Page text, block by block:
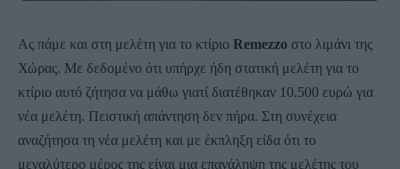
Ας πάμε και στη μελέτη για το κτίριο Remezzo στο λιμάνι της
Χώρας. Με δεδομένο ότι υπήρχε ήδη στατική μελέτη για το
κτίριο αυτό ζήτησα να μάθω γιατί διατέθηκαν 10.500 ευρώ για
νέα μελέτη. Πειστική απάντηση δεν πήρα. Στη συνέχεια
αναζήτησα τη νέα μελέτη και με έκπληξη είδα ότι το
μεγαλύτερο μέρος της είναι μια επανάληψη της μελέτης του